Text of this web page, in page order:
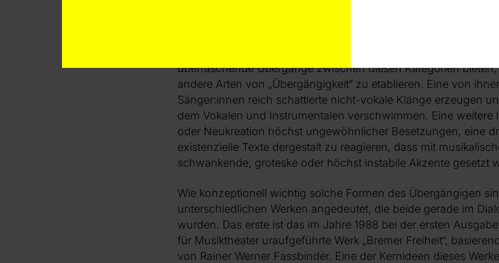
überraschende Übergänge zwischen diesen Kategorien
andere Arten von „Übergängigkeit“ zu etablieren. Eine von
Sänger:innen reich schattierte nicht-vokale Klänge erzeugen
dem Vokalen und Instrumentalen verschwimmen. Eine weitere
oder Neukreation höchst ungewöhnlicher Besetzungen, eine
existenzielle Texte dergestalt zu reagieren, dass mit
schwankende, groteske oder höchst instabile Akzente gesetzt
Wie konzeptionell wichtig solche Formen des Übergängigen
unterschiedlichen Werken angedeutet, die beide gerade im
wurden. Das erste ist das im Jahre 1988 bei der ersten
für Musiktheater uraufgeführte Werk „Bremer Freiheit“,
von Rainer Werner Fassbinder. Eine der Kernideen dieses